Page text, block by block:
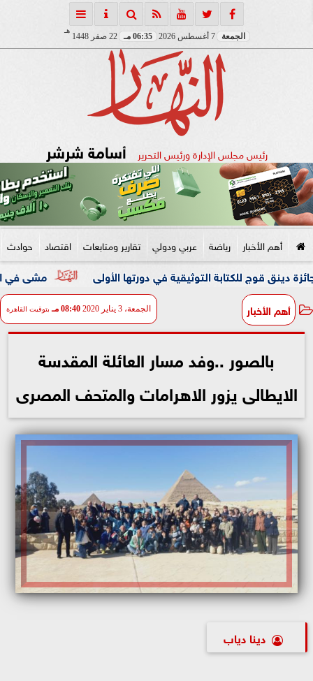
الجمعة 7 أغسطس 2026 06:35 مـ 22 صفر 1448
هـ
رئيس مجلس الإدارة ورئيس التحرير أسامة شرشر
أهم الأخبار رياضة عربي ودولي تقارير ومتابعات اقتصاد حوادث
مشى في الشارع من التوثيقية في دورتها الأولى
أهم الأخبار الجمعة، 3 يناير 2020 08:40 مـ بتوقيت القاهرة
بالصور ..وفد مسار العائلة المقدسة
الايطالى يزور الاهرامات والمتحف المصرى
دينا دياب